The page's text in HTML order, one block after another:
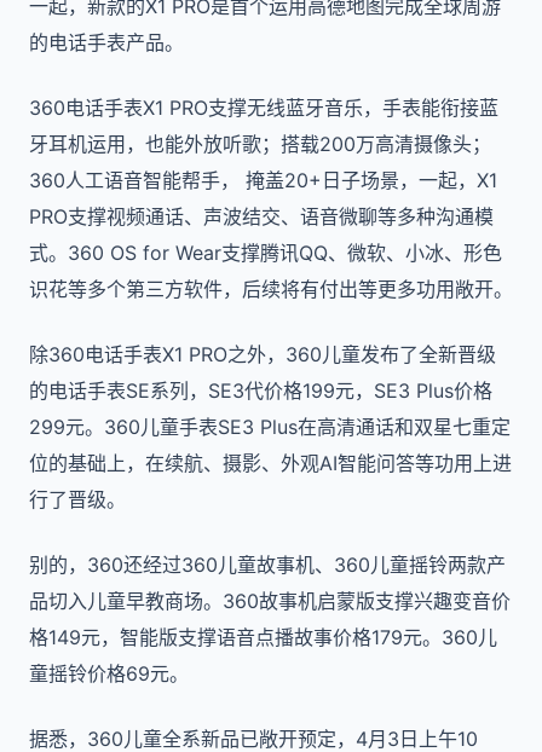
一起，新款的X1 PRO是首个运用高德地图完成全球周游
的电话手表产品。
360电话手表X1 PRO支撑无线蓝牙音乐，手表能衔接蓝
牙耳机运用，也能外放听歌；搭载200万高清摄像头；
360人工语音智能帮手， 掩盖20+日子场景，一起，X1
PRO支撑视频通话、声波结交、语音微聊等多种沟通模
式。360 OS for Wear支撑腾讯QQ、微软、小冰、形色
识花等多个第三方软件，后续将有付出等更多功用敞开。
除360电话手表X1 PRO之外，360儿童发布了全新晋级
的电话手表SE系列，SE3代价格199元，SE3 Plus价格
299元。360儿童手表SE3 Plus在高清通话和双星七重定
位的基础上，在续航、摄影、外观AI智能问答等功用上进
行了晋级。
别的，360还经过360儿童故事机、360儿童摇铃两款产
品切入儿童早教商场。360故事机启蒙版支撑兴趣变音价
格149元，智能版支撑语音点播故事价格179元。360儿
童摇铃价格69元。
据悉，360儿童全系新品已敞开预定，4月3日上午10